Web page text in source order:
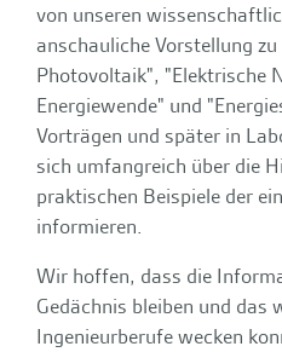
von unseren
anschauliche Vorstellung
Photovoltaik", "Elektrische
Energiewende" und
Vorträgen und später in
sich umfangreich über die
praktischen Beispiele der
informieren.
Wir hoffen, dass die
Gedächnis bleiben und das
Ingenieurberufe wecken